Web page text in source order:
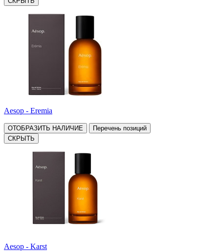
Aesop - Eremia
ОТОБРАЗИТЬ НАЛИЧИЕ
Перечень позиций
СКРЫТЬ
Aesop - Karst